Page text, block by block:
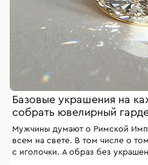
Базовые украшения на
собрать ювелирный
Мужчины думают о Римской
всем на свете. В том числе о
с иголочки. А образ без